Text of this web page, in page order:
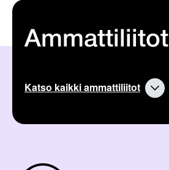
Ammattiliitot
Katso kaikki ammattiliitot